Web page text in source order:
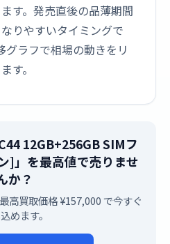
す。発売直後の品薄期間
りやすいタイミングで
グラフで相場の動きをリ
す。
12GB+256GB SIMフ
]」を最高値で売りませ
か？
高買取価格 ¥157,000 で今すぐ
めます。